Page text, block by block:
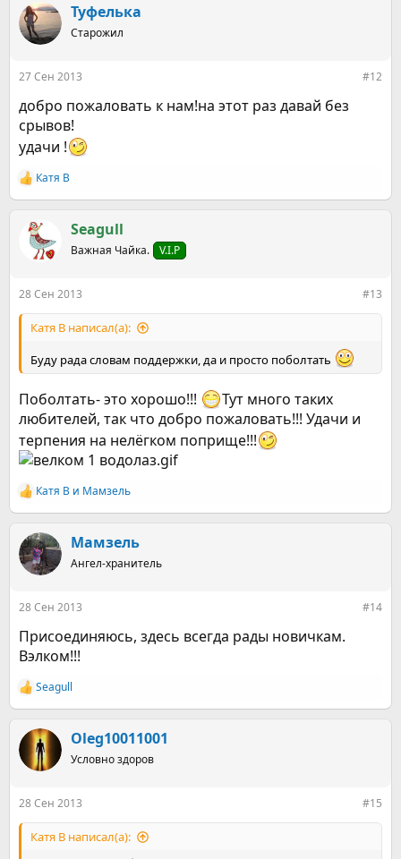
к
ц
и
Туфелька
Старожил
27 Сен 2013 #12
добро пожаловать к нам!на этот раз давай без
срывов!
удачи !
Р
е
Катя В
Seagull
Важная Чайка. V.I.P
28 Сен 2013 #13
Катя В написал(а):
Буду рада словам поддержки, да и просто поболтать
Поболтать- это хорошо!!!
Тут много таких
любителей, так что добро пожаловать!!! Удачи и
терпения на нелёгком поприще!!!
Р
е
к
ц
и
Катя В и Мамзель
Мамзель
Ангел-хранитель
28 Сен 2013 #14
Присоединяюсь, здесь всегда рады новичкам.
Вэлком!!!
Р
е
к
ц
и
Seagull
Oleg10011001
Условно здоров
28 Сен 2013 #15
Катя В написал(а):